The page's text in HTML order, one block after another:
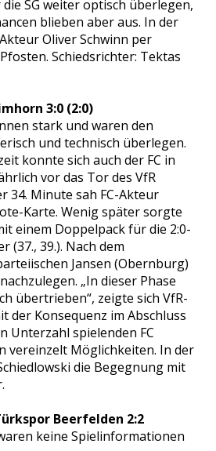
SG weiter optisch überlegen,
blieben aber aus. In der
Oliver Schwinn per
Schiedsrichter: Tektas
3:0 (2:0)
stark und waren den
und technisch überlegen.
konnte sich auch der FC in
vor das Tor des VfR
34. Minute sah FC-Akteur
Karte. Wenig später sorgte
einem Doppelpack für die 2:0-
(37., 39.). Nach dem
Jansen (Obernburg)
„In dieser Phase
übertrieben“, zeigte sich VfR-
der Konsequenz im Abschluss
Unterzahl spielenden FC
vereinzelt Möglichkeiten. In der
die Begegnung mit
Beerfelden 2:2
keine Spielinformationen